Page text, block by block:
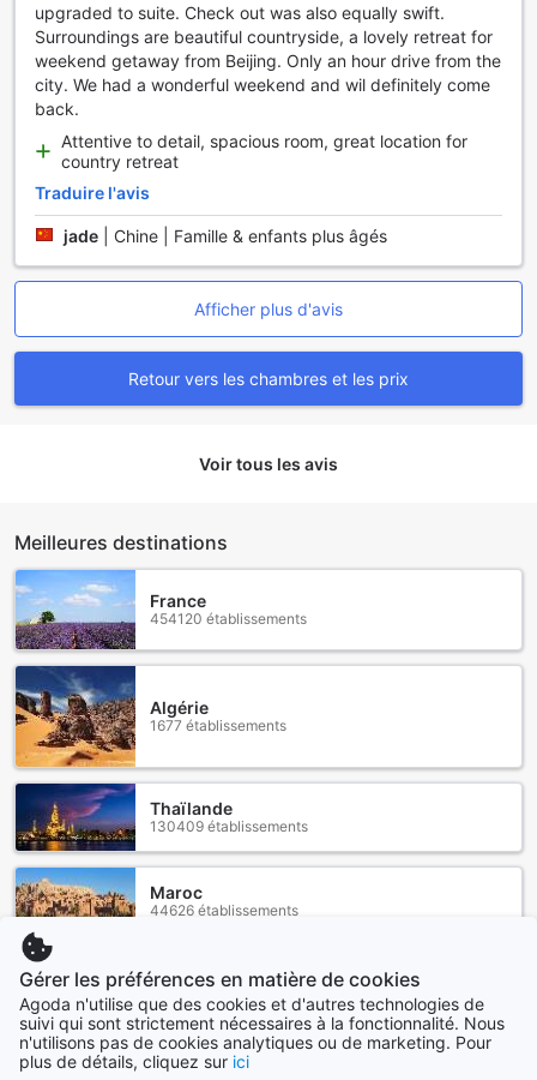
upgraded to suite. Check out was also equally swift.
Surroundings are beautiful countryside, a lovely retreat for
weekend getaway from Beijing. Only an hour drive from the
city. We had a wonderful weekend and wil definitely come
back.
Attentive to detail, spacious room, great location for
country retreat
Traduire l'avis
jade Chine | Famille & enfants plus âgés
Afficher plus d'avis
Retour vers les chambres et les prix
Voir tous les avis
Meilleures destinations
France
454120 établissements
Algérie
1677 établissements
Thaïlande
130409 établissements
Maroc
44626 établissements
Canada
34881 établissements
Voir plus
Gérer les préférences en matière de cookies
Agoda n'utilise que des cookies et d'autres technologies de
suivi qui sont strictement nécessaires à la fonctionnalité. Nous
n'utilisons pas de cookies analytiques ou de marketing. Pour
plus de détails, cliquez sur ici